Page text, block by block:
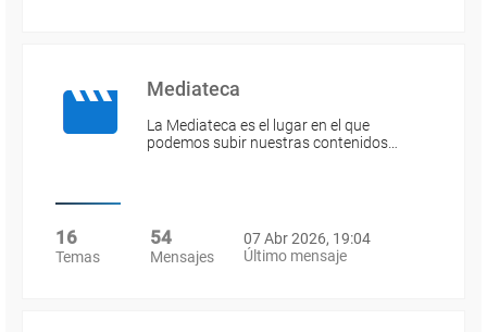
Mediateca
La Mediateca es el lugar en el que
podemos subir nuestras contenidos…
16
Temas
54
Mensajes
07 Abr 2026, 19:04
Último mensaje